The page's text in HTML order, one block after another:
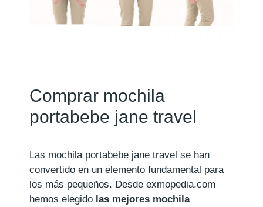
Comprar mochila
portabebe jane travel
Las mochila portabebe jane travel se han
convertido en un elemento fundamental para
los más pequeños. Desde exmopedia.com
hemos elegido las mejores mochila